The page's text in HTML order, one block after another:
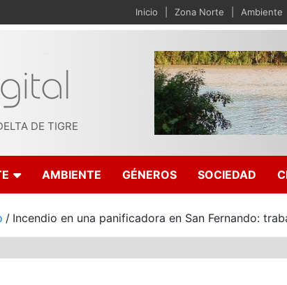
Inicio Zona Norte Ambiente
DE TIGRE
AMBIENTE GÉNEROS SOCIEDAD
Incendio en una panificadora en San Fernando: